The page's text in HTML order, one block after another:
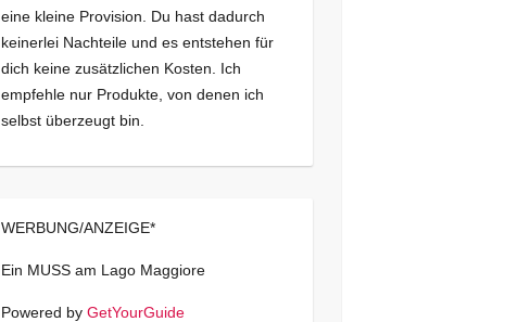
eine kleine Provision. Du hast dadurch
keinerlei Nachteile und es entstehen für
dich keine zusätzlichen Kosten. Ich
empfehle nur Produkte, von denen ich
selbst überzeugt bin.
WERBUNG/ANZEIGE*
Ein MUSS am Lago Maggiore
Powered by GetYourGuide